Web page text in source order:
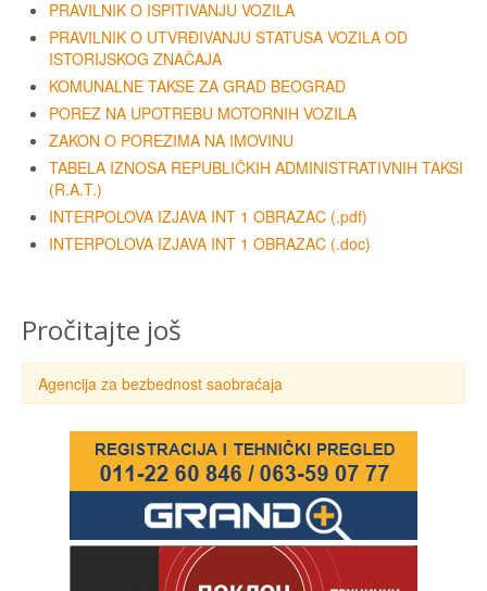
PRAVILNIK O ISPITIVANJU VOZILA
PRAVILNIK O UTVRĐIVANJU STATUSA VOZILA OD
ISTORIJSKOG ZNAČAJA
KOMUNALNE TAKSE ZA GRAD BEOGRAD
POREZ NA UPOTREBU MOTORNIH VOZILA
ZAKON O POREZIMA NA IMOVINU
TABELA IZNOSA REPUBLIČKIH ADMINISTRATIVNIH TAKSI
(R.A.T.)
INTERPOLOVA IZJAVA INT 1 OBRAZAC (.pdf)
INTERPOLOVA IZJAVA INT 1 OBRAZAC (.doc)
Pročitajte još
Agencija za bezbednost saobraćaja